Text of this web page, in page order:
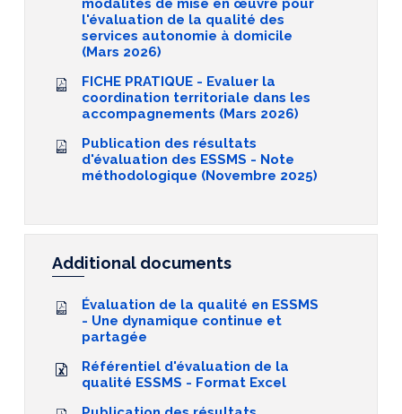
modalités de mise en œuvre pour
l'évaluation de la qualité des
services autonomie à domicile
(Mars 2026)
FICHE PRATIQUE - Evaluer la
coordination territoriale dans les
accompagnements (Mars 2026)
Publication des résultats
d'évaluation des ESSMS - Note
méthodologique (Novembre 2025)
Additional documents
Évaluation de la qualité en ESSMS
- Une dynamique continue et
partagée
Référentiel d'évaluation de la
qualité ESSMS - Format Excel